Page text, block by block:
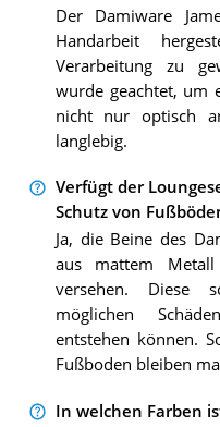
Der Damiware
Handarbeit
Verarbeitung zu
wurde geachtet, um
nicht nur optisch
langlebig.
Verfügt der
Schutz von
Ja, die Beine des
aus mattem
versehen. Diese
möglichen
entstehen können.
Fußboden bleiben
In welchen Farben